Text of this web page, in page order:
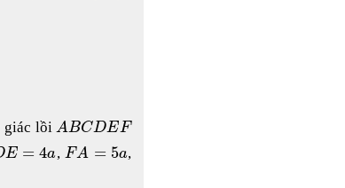
giác lồiABCDEF
E = 4a, FA = 5a,